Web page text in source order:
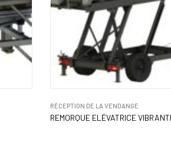
RÉCEPTION DE LA VENDANGE
REMORQUE ELÉVATRICE